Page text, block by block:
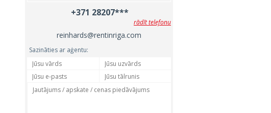
+371 28207***
rādīt telefonu
reinhards@rentinriga.com
Sazināties ar aģentu: